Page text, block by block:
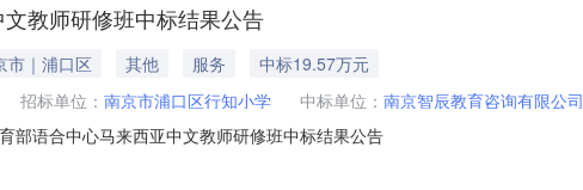
教师研修班中标结果公告
市｜浦口区 其他 服务
中标19.57万元
招标单位： 南京市浦口区行知小学 中标单位： 南京智辰教育咨询有限公司
部语合中心马来西亚中文教师研修班中标结果公告